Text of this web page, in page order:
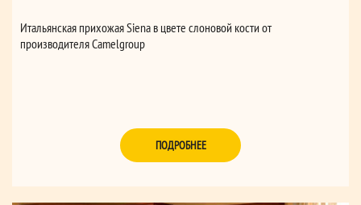
Итальянская прихожая Siena в цвете слоновой кости от
производителя Camelgroup
ПОДРОБНЕЕ